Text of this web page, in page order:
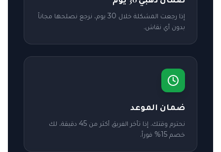
إذا رجعت المشكلة خلال 30 يوم، نرجع نصلحها مجاناً
بدون أي نقاش.
ضمان الموعد
نحترم وقتك. إذا تأخر الفريق أكثر من 45 دقيقة، لك
خصم 15% فوراً.